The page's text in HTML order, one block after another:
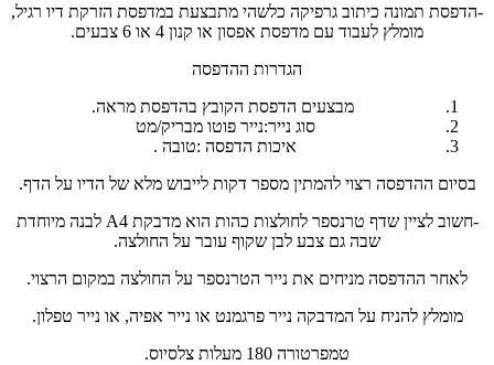
-הדפסת תמונה כיתוב גרפיקה כלשהי מתבצעת במדפסת הזרקת דיו רגיל,
מומלץ לעבוד עם מדפסת אפסון או קנון 4 או 6 צבעים.
הגדרות ההדפסה
מבצעים הדפסת הקובץ בהדפסת מראה.
סוג נייר:נייר פוטו מבריק/מט
איכות הדפסה :טובה .
בסיום ההדפסה רצוי להמתין מספר דקות לייבוש מלא של הדיו על הדף.
-חשוב לציין שדף טרנספר לחולצות כהות הוא מדבקת A4 לבנה מיוחדת
שבה גם צבע לבן שקוף עובר על החולצה.
לאחר ההדפסה מניחים את נייר הטרנספר על החולצה במקום הרצוי.
מומלץ להניח על המדבקה נייר פרגמנט או נייר אפיה, או נייר טפלון.
טמפרטורה 180 מעלות צלסיוס.